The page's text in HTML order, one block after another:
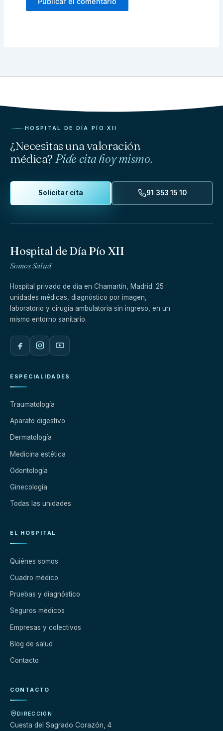
HOSPITAL DE DÍA PÍO XII
¿Necesitas una valoración
médica? Pide cita hoy mismo.
Solicitar cita 91 353 15 10
Hospital de Día Pío XII
Somos Salud
Hospital privado de día en Chamartín, Madrid. 25
unidades médicas, diagnóstico por imagen,
laboratorio y cirugía ambulatoria sin ingreso, en un
mismo entorno sanitario.
ESPECIALIDADES
Traumatología
Aparato digestivo
Dermatología
Medicina estética
Odontología
Ginecología
Todas las unidades
EL HOSPITAL
Quiénes somos
Cuadro médico
Pruebas y diagnóstico
Seguros médicos
Empresas y colectivos
Blog de salud
Contacto
CONTACTO
DIRECCIÓN
Cuesta del Sagrado Corazón, 4